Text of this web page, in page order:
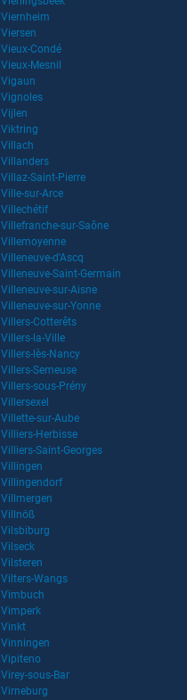
Viernheim
Viersen
Vieux-Condé
Vieux-Mesnil
Vigaun
Vignoles
Vijlen
Viktring
Villach
Villanders
Villaz-Saint-Pierre
Ville-sur-Arce
Villechétif
Villefranche-sur-Saône
Villemoyenne
Villeneuve-d'Ascq
Villeneuve-Saint-Germain
Villeneuve-sur-Aisne
Villeneuve-sur-Yonne
Villers-Cotterêts
Villers-la-Ville
Villers-lès-Nancy
Villers-Semeuse
Villers-sous-Prény
Villersexel
Villette-sur-Aube
Villiers-Herbisse
Villiers-Saint-Georges
Villingen
Villingendorf
Villmergen
Villnöß
Vilsbiburg
Vilseck
Vilsteren
Vilters-Wangs
Vimbuch
Vimperk
Vinkt
Vinningen
Vipiteno
Virey-sous-Bar
Virneburg